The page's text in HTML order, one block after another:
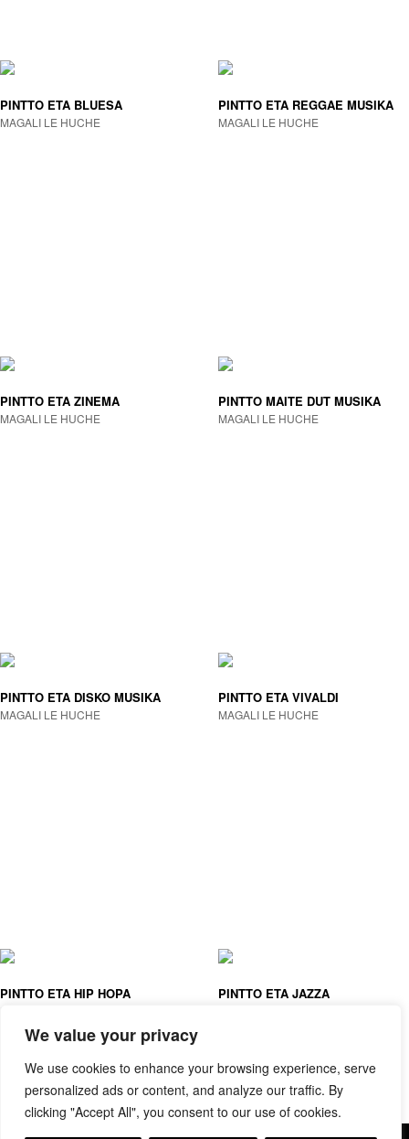
We value your privacy
We use cookies to enhance your browsing experience, serve
personalized ads or content, and analyze our traffic. By
clicking "Accept All", you consent to our use of cookies.
PINTTO ETA BLUESA
MAGALI LE HUCHE
PINTTO ETA REGGAE MUSIKA
MAGALI LE HUCHE
PINTTO ETA ZINEMA
MAGALI LE HUCHE
PINTTO MAITE DUT MUSIKA
MAGALI LE HUCHE
PINTTO ETA DISKO MUSIKA
MAGALI LE HUCHE
PINTTO ETA VIVALDI
MAGALI LE HUCHE
PINTTO ETA HIP HOPA PINTTO ETA JAZZA